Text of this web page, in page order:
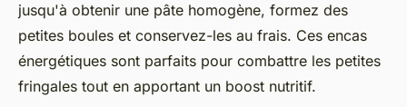
jusqu'à obtenir une pâte homogène, formez des
petites boules et conservez-les au frais. Ces encas
énergétiques sont parfaits pour combattre les petites
fringales tout en apportant un boost nutritif.